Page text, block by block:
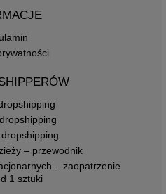
– przewodnik
– zaopatrzenie
1 sztuki